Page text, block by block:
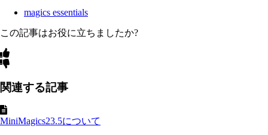
magics essentials
この記事はお役に立ちましたか?
関連する記事
MiniMagics23.5について